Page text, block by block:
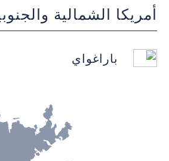
أمريكا الشمالية
باراغواي